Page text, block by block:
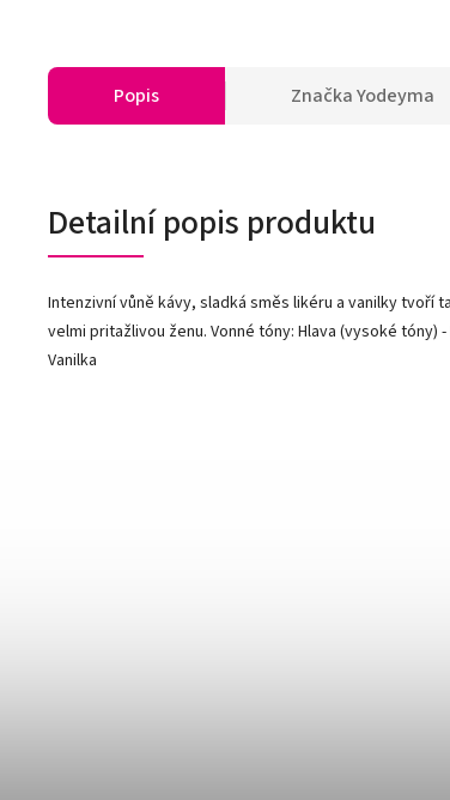
Popis ZnačkaYodeyma
Detailní popis produktu
Intenzivní vůně kávy, sladká směs likéru a vanilky
velmi pritažlivou ženu. Vonné tóny: Hlava (vysoké tóny)
Vanilka